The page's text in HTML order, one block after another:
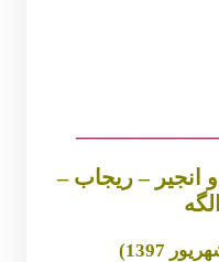
انجير – ريجاب –
1397)